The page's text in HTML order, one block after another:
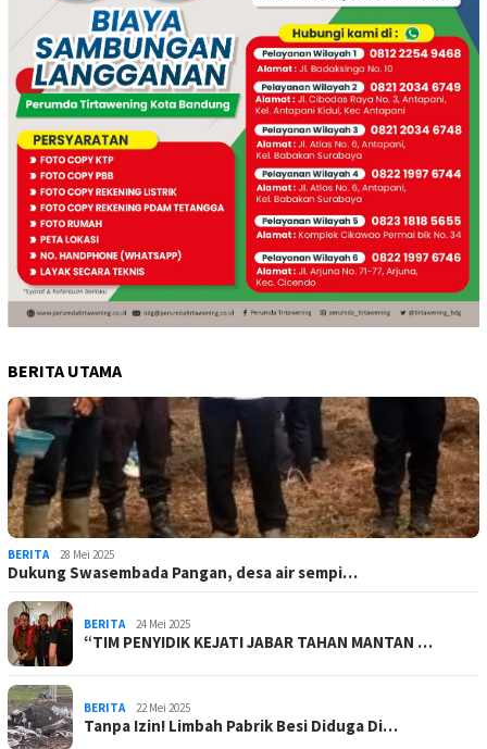
BERITA UTAMA
BERITA 28 Mei 2025
Dukung Swasembada Pangan, desa air sempi…
BERITA 24 Mei 2025
“TIM PENYIDIK KEJATI JABAR TAHAN MANTAN …
BERITA 22 Mei 2025
Tanpa Izin! Limbah Pabrik Besi Diduga Di…